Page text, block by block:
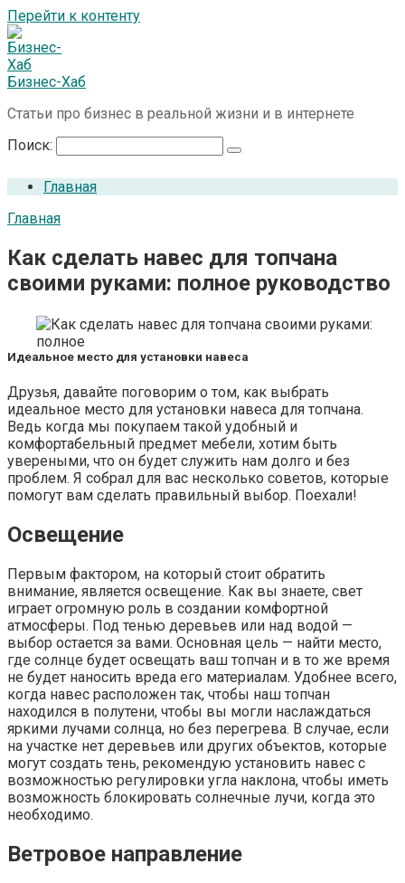
Перейти к контенту
Бизнес-Хаб
Статьи про бизнес в реальной жизни и в интернете
Поиск:
Главная
Главная
Как сделать навес для топчана
своими руками: полное руководство
Идеальное место для установки навеса
Друзья, давайте поговорим о том, как выбрать
идеальное место для установки навеса для топчана.
Ведь когда мы покупаем такой удобный и
комфортабельный предмет мебели, хотим быть
увереными, что он будет служить нам долго и без
проблем. Я собрал для вас несколько советов, которые
помогут вам сделать правильный выбор. Поехали!
Освещение
Первым фактором, на который стоит обратить
внимание, является освещение. Как вы знаете, свет
играет огромную роль в создании комфортной
атмосферы. Под тенью деревьев или над водой —
выбор остается за вами. Основная цель — найти место,
где солнце будет освещать ваш топчан и в то же время
не будет наносить вреда его материалам. Удобнее всего,
когда навес расположен так, чтобы наш топчан
находился в полутени, чтобы вы могли наслаждаться
яркими лучами солнца, но без перегрева. В случае, если
на участке нет деревьев или других объектов, которые
могут создать тень, рекомендую установить навес с
возможностью регулировки угла наклона, чтобы иметь
возможность блокировать солнечные лучи, когда это
необходимо.
Ветровое направление